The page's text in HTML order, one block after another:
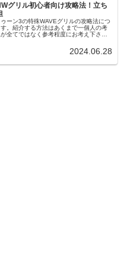
グリル初心者向け攻略法！立ち
ーン3の特殊WAVEグリルの攻略法につ
。紹介する方法はあくまで一個人の考
全てではなく参考程度にお考え下さ
2024.06.28